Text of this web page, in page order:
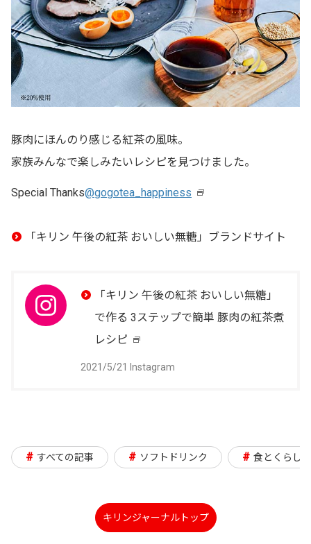
豚肉にほんのり感じる紅茶の風味。
家族みんなで楽しみたいレシピを見つけました。
Special Thanks@gogotea_happiness
新
い
イ
ン
ま
す
「キリン 午後の紅茶 おいしい無糖」ブランドサイト
「キリン 午後の紅茶 おいしい無糖」
で作る 3ステップで簡単 豚肉の紅茶煮
レシピ
新
し
ン
ウ
で
2021/5/21 Instagram
# すべての記事 # ソフトドリンク # 食とくらし
キリンジャーナルトップ